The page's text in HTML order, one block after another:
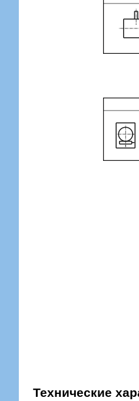
Технические